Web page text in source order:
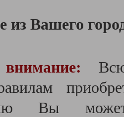
из Вашего
Вы